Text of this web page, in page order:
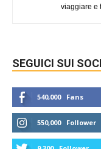
viaggiare e
SEGUICI SUI
540,000 Fans
550,000 Follower